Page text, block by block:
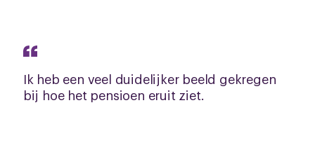
Ik heb een veel duidelijker beeld gekregen
bij hoe het pensioen eruit ziet.